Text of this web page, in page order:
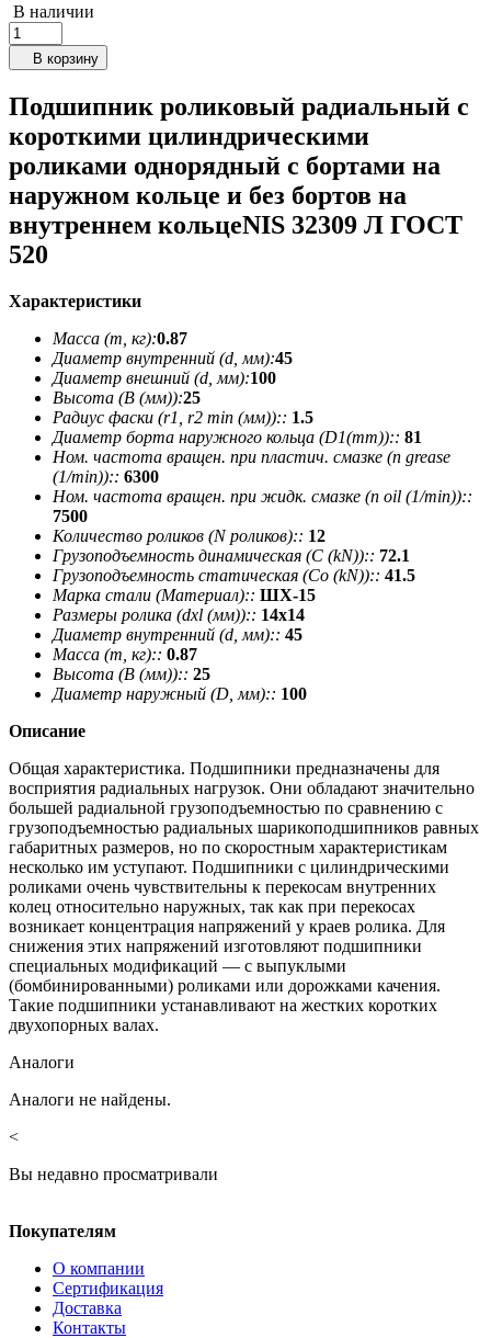
В наличии
В корзину
Подшипник роликовый радиальный с
короткими цилиндрическими
роликами однорядный с бортами на
наружном кольце и без бортов на
внутреннем кольцеNIS 32309 Л ГОСТ
520
Характеристики
Масса (m, кг):0.87
Диаметр внутренний (d, мм):45
Диаметр внешний (d, мм):100
Высота (В (мм)):25
Радиус фаски (r1, r2 min (мм)):: 1.5
Диаметр борта наружного кольца (D1(mm)):: 81
Ном. частота вращен. при пластич. смазке (n grease
(1/min)):: 6300
Ном. частота вращен. при жидк. смазке (n oil (1/min))::
7500
Количество роликов (N роликов):: 12
Грузоподъемность динамическая (C (kN)):: 72.1
Грузоподъемность статическая (Co (kN)):: 41.5
Марка стали (Материал):: ШХ-15
Размеры ролика (dxl (мм)):: 14х14
Диаметр внутренний (d, мм):: 45
Масса (m, кг):: 0.87
Высота (В (мм)):: 25
Диаметр наружный (D, мм):: 100
Описание
Общая характеристика. Подшипники предназначены для
восприятия радиальных нагрузок. Они обладают значительно
большей радиальной грузоподъемностью по сравнению с
грузоподъемностью радиальных шарикоподшипников равных
габаритных размеров, но по скоростным характеристикам
несколько им уступают. Подшипники с цилиндрическими
роликами очень чувствительны к перекосам внутренних
колец относительно наружных, так как при перекосах
возникает концентрация напряжений у краев ролика. Для
снижения этих напряжений изготовляют подшипники
специальных модификаций — с выпуклыми
(бомбинированными) роликами или дорожками качения.
Такие подшипники устанавливают на жестких коротких
двухопорных валах.
Аналоги
Аналоги не найдены.
<
Вы недавно просматривали
Покупателям
О компании
Сертификация
Доставка
Контакты